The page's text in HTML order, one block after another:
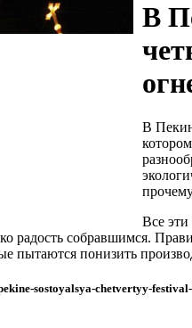
В
В
Все
радость собравшимся.
пытаются понизить
sostoyalsya-chetvertyy-